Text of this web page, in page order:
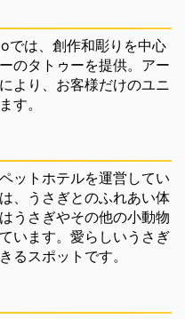
は、創作和彫りを中心
のタトゥーを提供。アー
より、お客様だけのユニ
す。
ットホテルを運営してい
、うさぎとのふれあい体
うさぎやその他の小動物
います。愛らしいうさぎ
るスポットです。